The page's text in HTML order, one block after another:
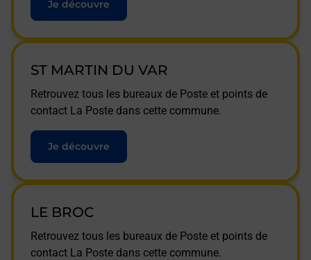
Je découvre
ST MARTIN DU VAR
Retrouvez tous les bureaux de Poste et points de
contact La Poste dans cette commune.
Je découvre
LE BROC
Retrouvez tous les bureaux de Poste et points de
contact La Poste dans cette commune.